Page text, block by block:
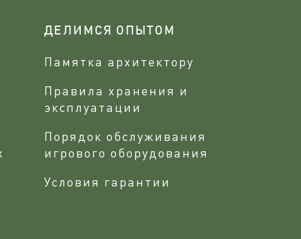
ДЕЛИМСЯ ОПЫТОМ
Памятка архитектору
Правила хранения и
эксплуатации
Порядок обслуживания
игрового оборудования
Условия гарантии